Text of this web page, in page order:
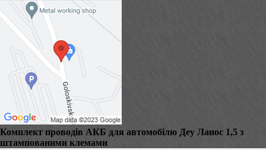
Комплект проводів АКБ для автомобілю Деу Ланос 1,5 з
штампованими клемами